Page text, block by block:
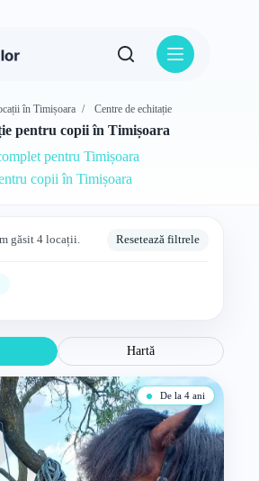
în Timișoara / Centre de echitație
pentru copii în Timișoara
pentru Timișoara
copii în Timișoara
găsit 4 locații. Resetează filtrele
Hartă
De la 4 ani